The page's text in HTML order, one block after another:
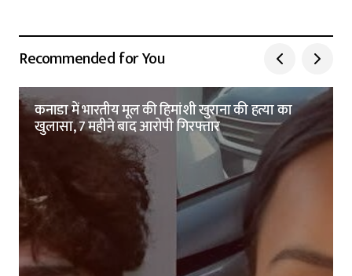
Recommended for You
कनाडा में भारतीय मूल की हिमांशी खुराना की हत्या का
खुलासा, 7 महीने बाद आरोपी गिरफ्तार